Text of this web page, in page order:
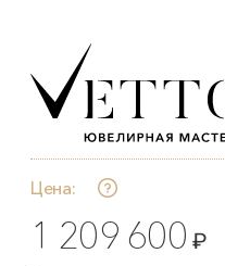
Цена:
1 209 600 ₽